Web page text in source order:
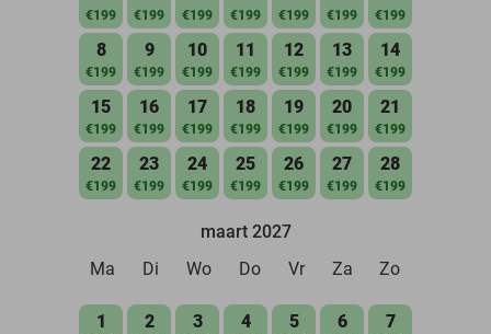
€199 €199 €199 €199 €199 €199 €199
8
€199
9
€199
10
€199
11
€199
12
€199
13
€199
14
€199
15
€199
16
€199
17
€199
18
€199
19
€199
20
€199
21
€199
22
€199
23
€199
24
€199
25
€199
26
€199
27
€199
28
€199
maart 2027
Ma
Di Wo Do Vr Za Zo
1 2 3 4 5 6 7